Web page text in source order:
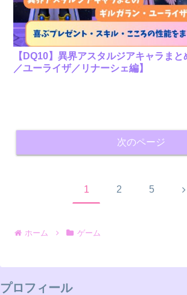
【DQ10】異界アスタルジアキャラま
／ユーライザ／リナーシェ編】
次のページ
1 2 5 次
ホーム ゲーム
プロフィール